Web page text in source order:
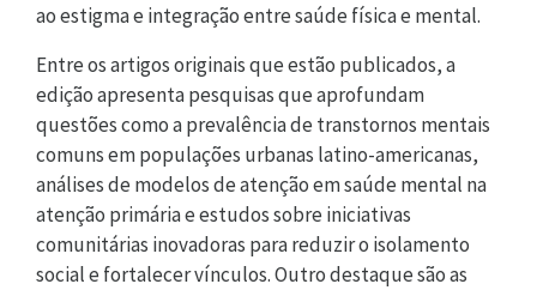
ao estigma e integração entre saúde física e mental.
Entre os artigos originais que estão publicados, a
edição apresenta pesquisas que aprofundam
questões como a prevalência de transtornos mentais
comuns em populações urbanas latino-americanas,
análises de modelos de atenção em saúde mental na
atenção primária e estudos sobre iniciativas
comunitárias inovadoras para reduzir o isolamento
social e fortalecer vínculos. Outro destaque são as